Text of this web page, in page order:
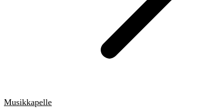
Musikkapelle